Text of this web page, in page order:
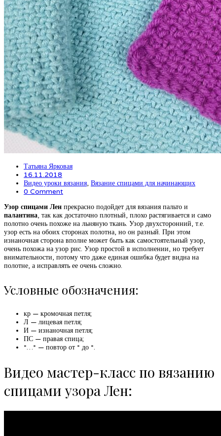
Татьяна Ярковая
16.11.2018
Видео уроки вязания, Вязание спицами для начинающих
0 Comment
Узор спицами Лен прекрасно подойдет для вязания пальто и
палантина, так как достаточно плотный, плохо растягивается и само
полотно очень похоже на льняную ткань. Узор двухсторонний, т.е.
узор есть на обоих сторонах полотна, но он разный. При этом
изнаночная сторона вполне может быть как самостоятельный узор,
очень похожа на узор рис. Узор простой в исполнении, но требует
внимательности, потому что даже единая ошибка будет видна на
полотне, а исправлять ее очень сложно.
Условные обозначения:
кр — кромочная петля;
Л — лицевая петля;
И — изнаночная петля;
ПС — правая спица;
*…* — повтор от * до *.
Видео мастер-класс по вязанию
спицами узора Лен: